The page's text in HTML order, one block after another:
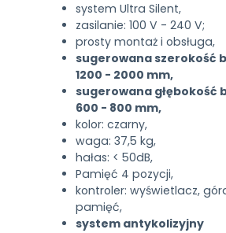
system Ultra Silent,
zasilanie: 100 V - 240 V;
prosty montaż i obsługa,
sugerowana szerokość
1200 - 2000 mm,
sugerowana głębokość
600 - 800 mm,
kolor: czarny,
waga: 37,5 kg,
hałas: < 50dB,
Pamięć 4 pozycji,
kontroler: wyświetlacz,
pamięć,
system antykolizyjny